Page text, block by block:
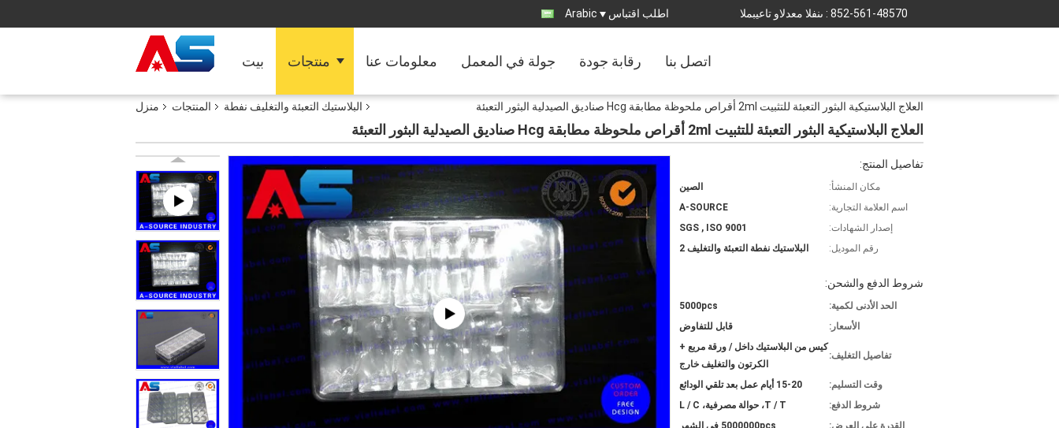
المبيعات والدعم الفنى : 852-561-48570 اطلب اقتباس Arabic
بيت منتجات معلومات عنا جولة في المعمل رقابة جودة اتصل بنا
منزل المنتجات البلاستيك التعبئة والتغليف نفطة العلاج البلاستيكية البثور التعبئة للتثبيت 2ml أقراص ملحوظة مطابقة Hcg صناديق الصيدلية البثور التعبئة
العلاج البلاستيكية البثور التعبئة للتثبيت 2ml أقراص ملحوظة مطابقة Hcg صناديق الصيدلية البثور التعبئة
تفاصيل المنتج:
مكان المنشأ:
الصين
اسم العلامة التجارية:
A-SOURCE
إصدار الشهادات:
SGS , ISO 9001
رقم الموديل:
البلاستيك نفطة التعبئة والتغليف 2
شروط الدفع والشحن:
الحد الأدنى لكمية:
5000pcs
الأسعار:
قابل للتفاوض
تفاصيل التغليف:
كيس من البلاستيك داخل / ورقة مربع +
الكرتون والتغليف خارج
وقت التسليم:
15-20 أيام عمل بعد تلقي الودائع
شروط الدفع:
T / T، حوالة مصرفية، L / C
القدرة على العرض:
5000000pcs في الشهر